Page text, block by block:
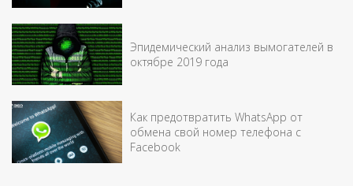
Эпидемический анализ вымогателей в
октябре 2019 года
Как предотвратить WhatsApp от
обмена свой номер телефона с
Facebook